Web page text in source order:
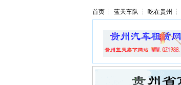
首页┆ 蓝天车队 ┆ 吃在贵州 ┆